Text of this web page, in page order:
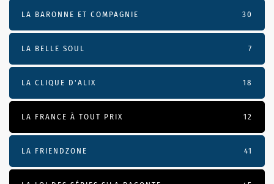
LA BARONNE ET COMPAGNIE 30
LA BELLE SOUL 7
LA CLIQUE D'ALIX 18
LA FRANCE À TOUT PRIX 12
LA FRIENDZONE 41